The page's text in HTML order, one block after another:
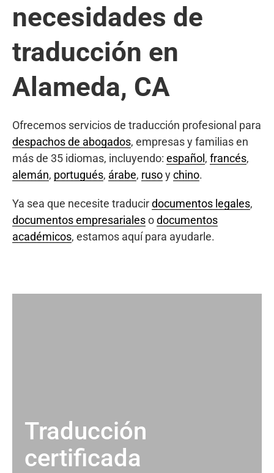
necesidades de
traducción en
Alameda, CA
Ofrecemos servicios de traducción profesional para
despachos de abogados, empresas y familias en
más de 35 idiomas, incluyendo: español , francés,
alemán, portugués, árabe, rusoychino.
Ya sea que necesite traducirdocumentos legales,
documentos empresarialesodocumentos
académicos, estamos aquí para ayudarle.
Traducción
certificada